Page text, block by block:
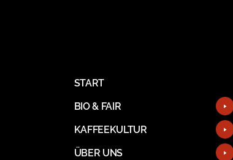
START
BIO & FAIR
KAFFEEKULTUR
ÜBER UNS